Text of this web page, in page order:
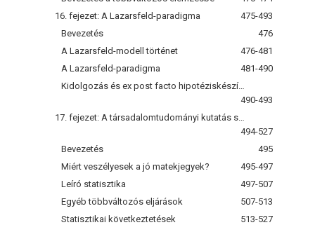
16. fejezet: A Lazarsfeld-paradigma
475-493
Bevezetés
476
A Lazarsfeld-modell történet
476-481
A Lazarsfeld-paradigma
481-490
490-493
494-527
Bevezetés
495
Miért veszélyesek a jó matekjegyek?
495-497
Leíró statisztika
497-507
Egyéb többváltozós eljárások
507-513
Statisztikai következtetések
513-527